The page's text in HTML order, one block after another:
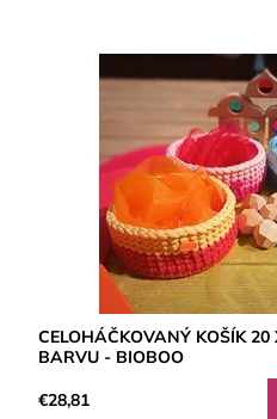
CELOHÁČKOVANÝ KOŠÍK 20
BARVU - BIOBOO
€28,81